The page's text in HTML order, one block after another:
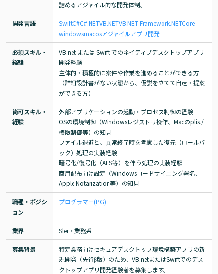
詰めるアジャイル的な開発体制。
開発言語 SwiftC#C#.NETVB.NETVB.NET Framework.NETCore
windowsmacosアジャイルアプリ開発
必須スキル・
経験
VB.net または Swift でのネイティブデスクトップアプリ
開発経験
主体的・積極的に案件や作業を進めることができる方
（詳細設計書がない状態から、仮説を立てて自走・提案
ができる方）
尚可スキル・
経験
外部アプリケーションの起動・プロセス制御の経験
OSの環境制御（Windowsレジストリ操作、Macのplist/
権限制御等）の知見
ファイル退避と、異常終了時を考慮した復元（ロールバ
ック）処理の実装経験
暗号化/復号化（AES等）を伴う処理の実装経験
商用配布向け設定（Windowsコードサイニング署名、
Apple Notarization等）の知見
職種・ポジシ
ョン
プログラマー(PG)
業界 Sler・業務系
募集背景
特定業務向けセキュアデスクトップ環境構築アプリの新
規開発（先行β版）のため、VB.netまたはSwiftでのデス
クトップアプリ開発経験者を募集します。